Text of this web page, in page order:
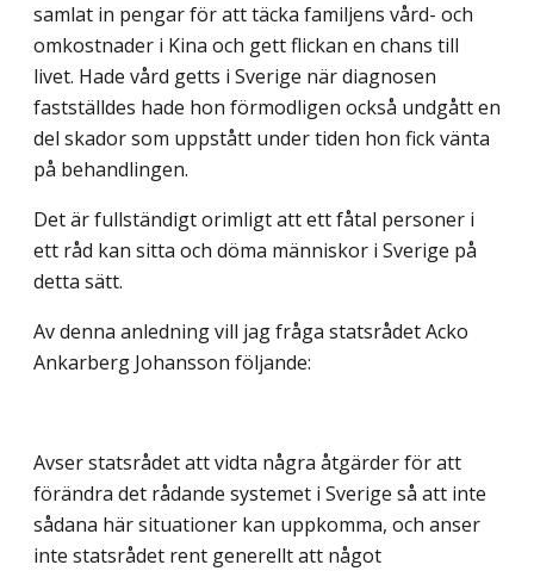
samlat in pengar för att täcka familjens vård- och
omkostnader i Kina och gett flickan en chans till
livet. Hade vård getts i Sverige när diagnosen
fastställdes hade hon förmodligen också undgått en
del skador som uppstått under tiden hon fick vänta
på behandlingen.
Det är fullständigt orimligt att ett fåtal personer i
ett råd kan sitta och döma människor i Sverige på
detta sätt.
Av denna anledning vill jag fråga statsrådet Acko
Ankarberg Johansson följande:
Avser statsrådet att vidta några åtgärder för att
förändra det rådande systemet i Sverige så att inte
sådana här situationer kan uppkomma, och anser
inte statsrådet rent generellt att något